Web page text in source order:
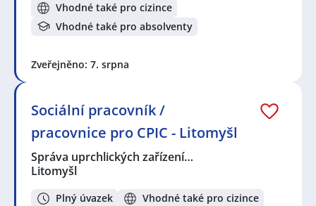
Vhodné také pro cizince
Vhodné také pro absolventy
Zveřejněno: 7. srpna
Sociální pracovník /
pracovnice pro CPIC - Litomyšl
Správa uprchlických zařízení…
Litomyšl
Plný úvazek
Vhodné také pro cizince